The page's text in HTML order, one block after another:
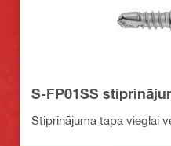
S-FP01SS
Stiprinājuma tapa vieglai